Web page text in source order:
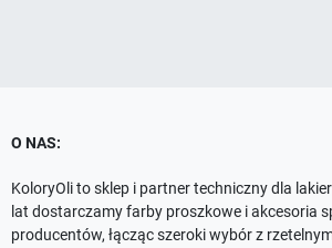
O NAS:
KoloryOli to sklep i partner techniczny dla
lat dostarczamy farby proszkowe i akcesoria
producentów, łącząc szeroki wybór z